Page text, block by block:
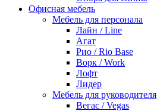
Офисная мебель
Мебель для персонала
Лайн / Line
Агат
Рио / Rio Base
Ворк / Work
Лофт
Лидер
Мебель для руководителя
Вегас / Vegas